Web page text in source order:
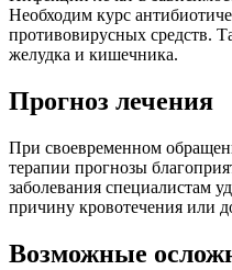
Необходим курс
противовирусных средств.
желудка и кишечника.
Прогноз лечения
При своевременном
терапии прогнозы
заболевания специалистам
причину кровотечения или
Возможные